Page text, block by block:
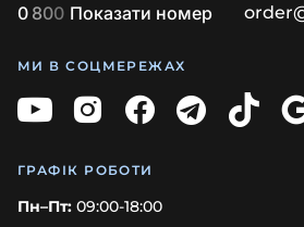
0 800 Показати номер
МИ В СОЦМЕРЕЖАХ
ГРАФІК РОБОТИ
Пн–Пт: 09:00-18:00